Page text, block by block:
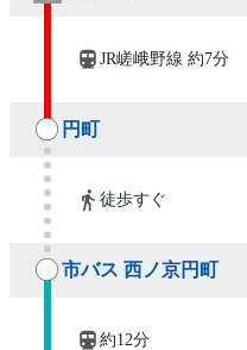
JR嵯峨野線 約7分
円町
徒歩すぐ
市バス 西ノ京円町
約12分